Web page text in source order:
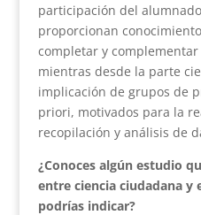
participación del
proporcionan
completar y
mientras desde la parte
implicación de grupos de
priori, motivados para la
recopilación y análisis de
¿Conoces algún estudio
entre ciencia ciudadana y
podrías indicar?